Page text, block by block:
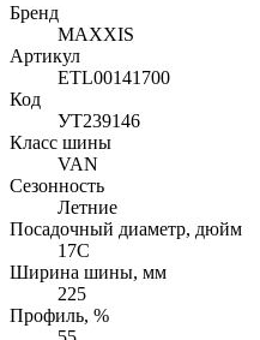
Бренд
MAXXIS
Артикул
ETL00141700
Код
УТ239146
Класс шины
VAN
Сезонность
Летние
Посадочный диаметр, дюйм
17C
Ширина шины, мм
225
Профиль, %